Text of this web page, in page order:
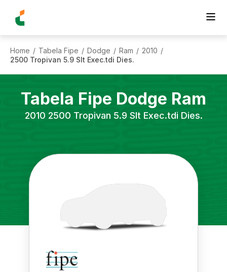
Home / Tabela Fipe / Dodge / Ram / 2010 /
2500 Tropivan 5.9 Slt Exec.tdi Dies.
Tabela Fipe Dodge Ram
2010 2500 Tropivan 5.9 Slt Exec.tdi Dies.